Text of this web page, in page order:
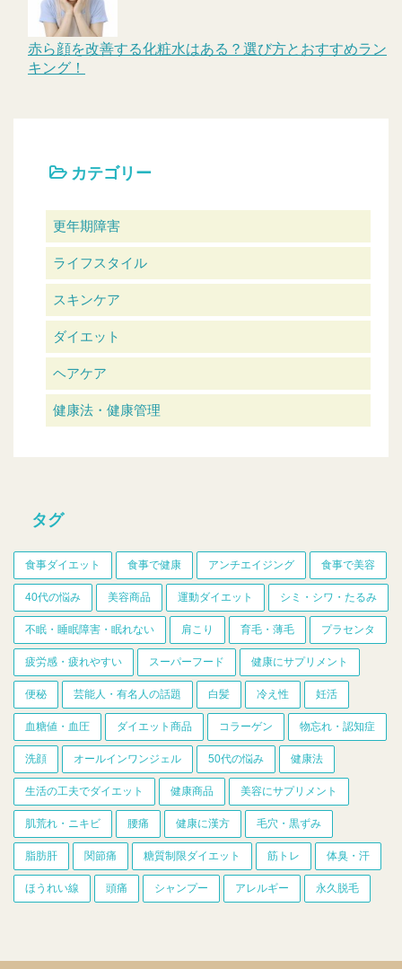
赤ら顔を改善する化粧水はある？選び方とおすすめラン
キング！
カテゴリー
更年期障害
ライフスタイル
スキンケア
ダイエット
ヘアケア
健康法・健康管理
タグ
食事ダイエット 食事で健康 アンチエイジング 食事で美容
40代の悩み 美容商品 運動ダイエット シミ・シワ・たるみ
不眠・睡眠障害・眠れない 肩こり 育毛・薄毛 プラセンタ
疲労感・疲れやすい スーパーフード 健康にサプリメント
便秘 芸能人・有名人の話題 白髪 冷え性 妊活
血糖値・血圧 ダイエット商品 コラーゲン 物忘れ・認知症
洗顔 オールインワンジェル 50代の悩み 健康法
生活の工夫でダイエット 健康商品 美容にサプリメント
肌荒れ・ニキビ 腰痛 健康に漢方 毛穴・黒ずみ
脂肪肝 関節痛 糖質制限ダイエット 筋トレ 体臭・汗
ほうれい線 頭痛 シャンプー アレルギー 永久脱毛